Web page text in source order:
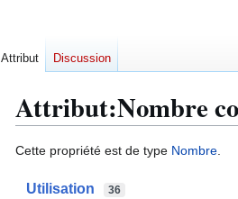
Attribut:Nombre
Aller
Aller
Cette propriété est de type Nombre.
Utilisation 36
Attribut Discussion